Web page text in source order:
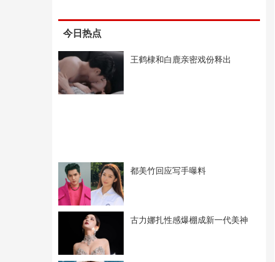
今日热点
王鹤棣和白鹿亲密戏份释出
都美竹回应写手曝料
古力娜扎性感爆棚成新一代美神